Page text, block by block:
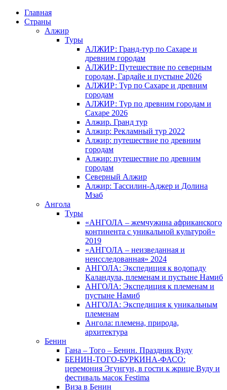
Главная
Страны
Алжир
Туры
АЛЖИР: Гранд-тур по Сахаре и
древним городам
АЛЖИР: Путешествие по северным
городам, Гардайе и пустыне 2026
АЛЖИР: Тур по Сахаре и древним
городам
АЛЖИР: Тур по древним городам и
Сахаре 2026
Алжир. Гранд тур
Алжир: Рекламный тур 2022
Алжир: путешествие по древним
городам
Алжир: путешествие по древним
городам
Северный Алжир
Алжир: Тассилин-Аджер и Долина
Мзаб
Ангола
Туры
«АНГОЛА – жемчужина африканского
континента с уникальной культурой»
2019
«АНГОЛА – неизведанная и
неисследованная» 2024
АНГОЛА: Экспедиция к водопаду
Каландула, племенам и пустыне Намиб
АНГОЛА: Экспедиция к племенам и
пустыне Намиб
АНГОЛА: Экспедиция к уникальным
племенам
Ангола: племена, природа,
архитектура
Бенин
Гана – Того – Бенин. Праздник Вуду
БЕНИН-ТОГО-БУРКИНА-ФАСО:
церемония Эгунгун, в гости к жрице Вуду и
фестиваль масок Festima
Виза в Бенин